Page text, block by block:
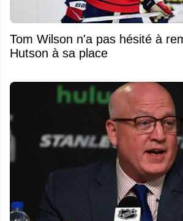
Tom Wilson n'a pas hésité à
Hutson à sa place